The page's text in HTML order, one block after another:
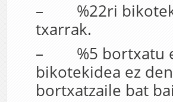
– %22ri
txarrak.
– %5 bortxatu
bikotekidea ez
bortxatzaile bat